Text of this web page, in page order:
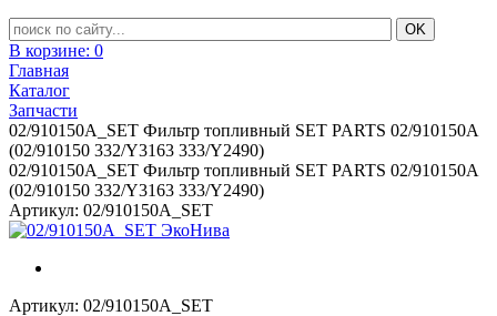
В корзине: 0
Главная
Каталог
Запчасти
02/910150A_SET Фильтр топливный SET PARTS 02/910150A
(02/910150 332/Y3163 333/Y2490)
02/910150A_SET Фильтр топливный SET PARTS 02/910150A
(02/910150 332/Y3163 333/Y2490)
Артикул: 02/910150A_SET
Артикул: 02/910150A_SET